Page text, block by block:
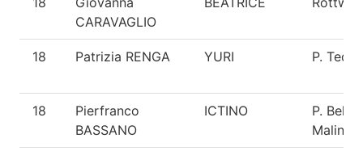
CARAVAGLIO
18 Patrizia RENGA YURI P.
18
Pierfranco
BASSANO
ICTINO
P. Belga
Malinois